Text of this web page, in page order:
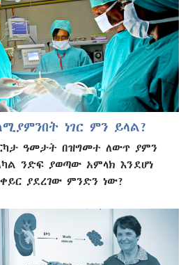
ነገር ምን ይላል?
ዓመታት በዝግመተ ለውጥ ያምን
ንድፍ ያወጣው አምላክ እንደሆነ
ያደረገው ምንድን ነው?